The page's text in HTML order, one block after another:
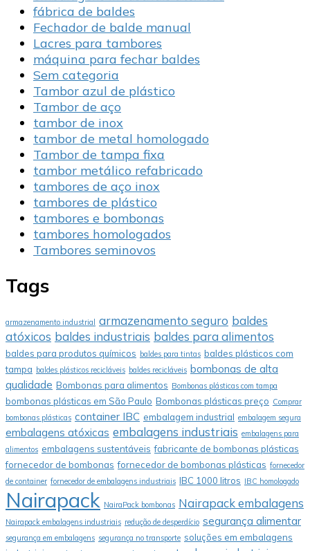
fábrica de baldes
Fechador de balde manual
Lacres para tambores
máquina para fechar baldes
Sem categoria
Tambor azul de plástico
Tambor de aço
tambor de inox
tambor de metal homologado
Tambor de tampa fixa
tambor metálico refabricado
tambores de aço inox
tambores de plástico
tambores e bombonas
tambores homologados
Tambores seminovos
Tags
armazenamento industrial armazenamento seguro baldes
atóxicos baldes industriais baldes para alimentos
baldes para produtos químicos baldes para tintas baldes plásticos com
tampa baldes plásticos recicláveis baldes recicláveis bombonas de alta
qualidade Bombonas para alimentos Bombonas plásticas com tampa
bombonas plásticas em São Paulo Bombonas plásticas preço Comprar
bombonas plásticas container IBC embalagem industrial embalagem segura
embalagens atóxicas embalagens industriais embalagens para
alimentos embalagens sustentáveis fabricante de bombonas plásticas
fornecedor de bombonas fornecedor de bombonas plásticas fornecedor
de container fornecedor de embalagens industriais IBC 1000 litros IBC homologado
Nairapack NairaPack bombonas Nairapack embalagens
Nairapack embalagens industriais redução de desperdício segurança alimentar
segurança em embalagens segurança no transporte soluções em embalagens